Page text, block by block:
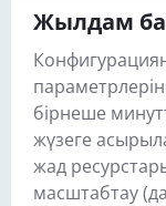
Жылдам
бірнеше
жүзеге
жад
масштабтау